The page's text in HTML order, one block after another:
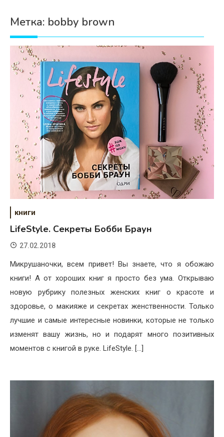
Дети
Свадьба
Дом
Жизнь
Хобби
Красота
Недвижимость
Метка: bobby brown
книги
LifeStyle. Секреты Бобби Браун
27.02.2018
Микрушаночки, всем привет! Вы знаете, что я обожаю
книги! А от хороших книг я просто без ума. Открываю
новую рубрику полезных женских книг о красоте и
здоровье, о макияже и секретах женственности. Только
лучшие и самые интересные новинки, которые не только
изменят вашу жизнь, но и подарят много позитивных
моментов с книгой в руке. LifeStyle. […]